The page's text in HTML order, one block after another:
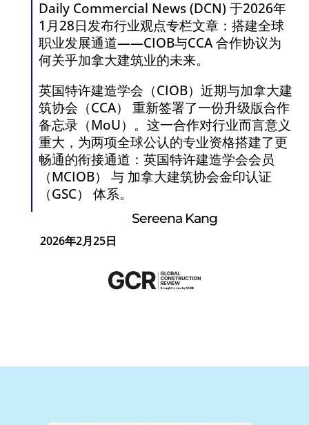
Daily Commercial News (DCN) 于2026年
1月28日发布行业观点专栏文章：搭建全球
职业发展通道——CIOB与CCA 合作协议为
何关乎加拿大建筑业的未来。
英国特许建造学会（CIOB）近期与加拿大建
筑协会（CCA） 重新签署了一份升级版合作
备忘录（MoU）。这一合作对行业而言意义
重大，为两项全球公认的专业资格搭建了更
畅通的衔接通道：英国特许建造学会会员
（MCIOB） 与 加拿大建筑协会金印认证
（GSC） 体系。
Sereena Kang
2026年2月25日